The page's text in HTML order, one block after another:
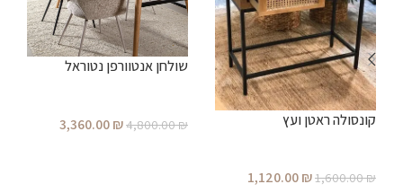
קונסולה ראטן ועץ
1,600.00₪
1,120.00₪
שולחן אנטוורפן נטוראל
4,800.00₪
3,360.00₪